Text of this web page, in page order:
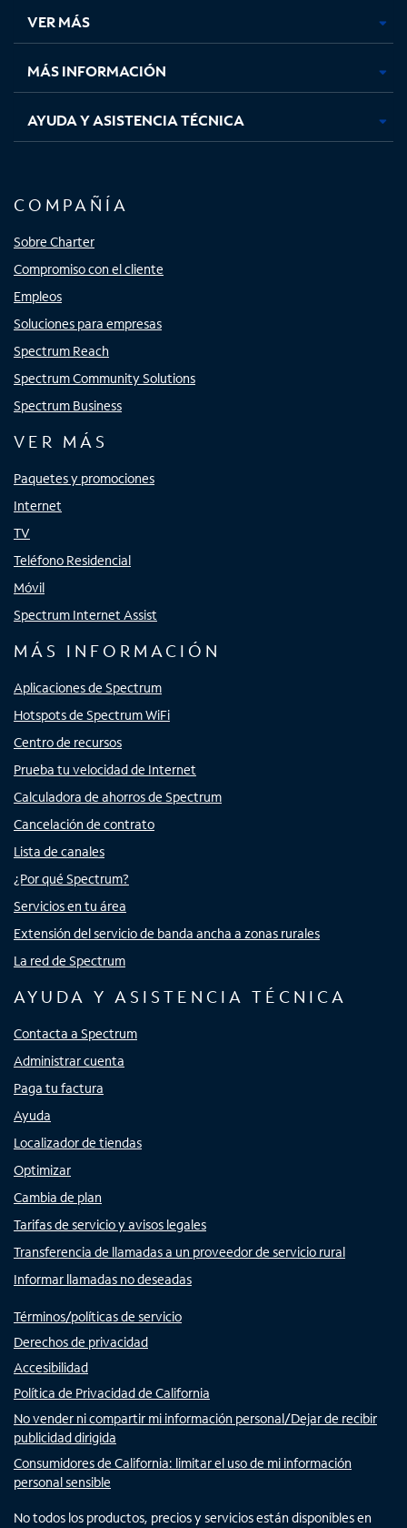
pestaña
nueva
pestaña
nueva
pestaña
nuevanueva
VER MÁS
MÁS INFORMACIÓN
AYUDA Y ASISTENCIA TÉCNICA
COMPAÑÍA
Sobre Charter
Compromiso con el cliente
Empleos
Soluciones para empresas
Spectrum Reach
Spectrum Community Solutions
Spectrum Business
VER MÁS
Paquetes y promociones
Internet
TV
Teléfono Residencial
Móvil
Spectrum Internet Assist
MÁS INFORMACIÓN
Aplicaciones de Spectrum
Hotspots de Spectrum WiFi
Centro de recursos
Prueba tu velocidad de Internet
Calculadora de ahorros de Spectrum
Cancelación de contrato
Lista de canales
¿Por qué Spectrum?
Servicios en tu área
Extensión del servicio de banda ancha a zonas rurales
La red de Spectrum
AYUDA Y ASISTENCIA TÉCNICA
Contacta a Spectrum
Administrar cuenta
Paga tu factura
Ayuda
Localizador de tiendas
Optimizar
Cambia de plan
Tarifas de servicio y avisos legales
Transferencia de llamadas a un proveedor de servicio rural
Informar llamadas no deseadas
Términos/políticas de servicio
Derechos de privacidad
Accesibilidad
Política de Privacidad de California
No vender ni compartir mi información personal/Dejar de recibir
publicidad dirigida
Consumidores de California: limitar el uso de mi información
personal sensible
No todos los productos, precios y servicios están disponibles en